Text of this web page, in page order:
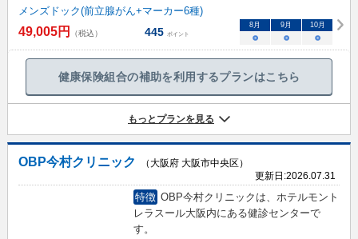
メンズドック(前立腺がん+マーカー6種)
49,005円 （税込） 445 ポイント
8 月 9 月 10月
○ ○ ○
健康保険組合の補助を利用するプランはこちら
もっとプランを見る
OBP今村クリニック
（大阪府 大阪市中央区）
更新日:2026.07.31
特徴 OBP今村クリニックは、ホテルモント
レラスール大阪内にある健診センターで
す。